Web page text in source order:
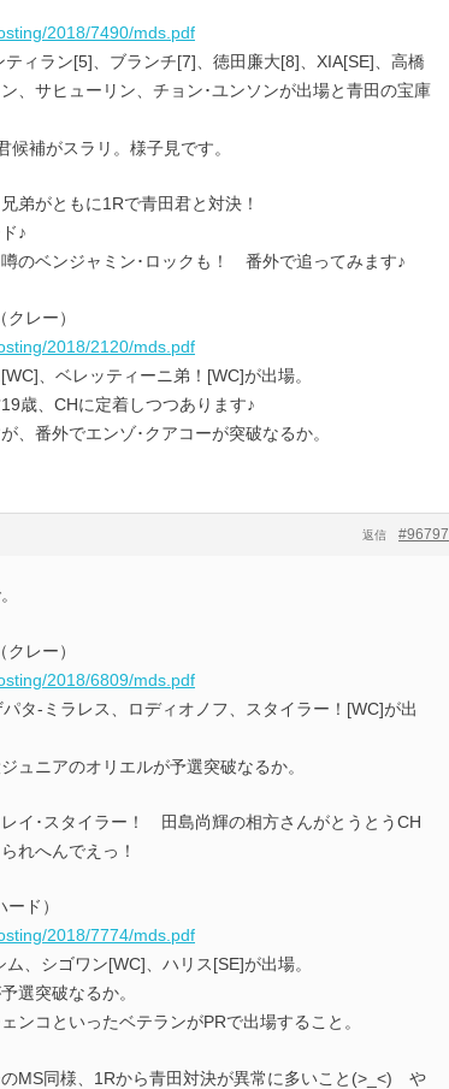
2018/7490/mds.pdf
ィラン[5]、ブランチ[7]、徳田廉大[8]、XIA[SE]、高橋
、サヒューリン、チョン･ユンソンが出場と青田の宝庫
補がスラリ。様子見です。
弟がともに1Rで青田君と対決！
♪
のベンジャミン･ロックも！ 番外で追ってみます♪
レー）
2018/2120/mds.pdf
、ベレッティーニ弟！[WC]が出場。
歳、CHに定着しつつあります♪
、番外でエンゾ･クアコーが突破なるか。
#96797
返信
レー）
2018/6809/mds.pdf
タ-ミラレス、ロディオノフ、スタイラー！[WC]が出
ュニアのオリエルが予選突破なるか。
イ･スタイラー！ 田島尚輝の相方さんがとうとうCH
れへんでえっ！
ド）
2018/7774/mds.pdf
、シゴワン[WC]、ハリス[SE]が出場。
選突破なるか。
ンコといったベテランがPRで出場すること。
MS同様、1Rから青田対決が異常に多いこと(>_<) や